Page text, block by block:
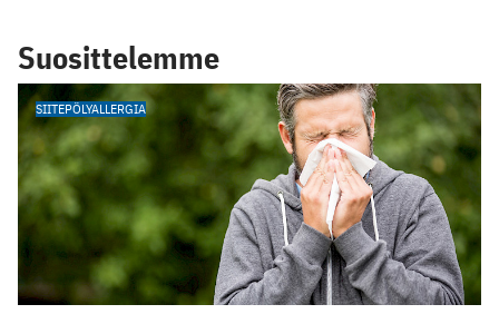
Suosittelemme
SIITEPÖLYALLERGIA